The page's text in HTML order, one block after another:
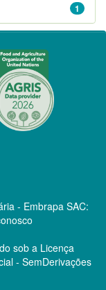
1
- Embrapa SAC:
sob a Licença
- SemDerivações